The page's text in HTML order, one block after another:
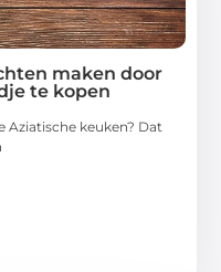
maken door
te kopen
Aziatische keuken? Dat